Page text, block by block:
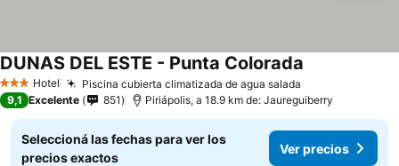
3 Estrellas
Hotel Piscina cubierta climatizada de agua salada
DUNAS DEL ESTE - Punta Colorada
9,1 Excelente 851 Piriápolis, a 18.9 km de: Jaureguiberry
Seleccioná las fechas para ver los
precios exactos
Ver precios